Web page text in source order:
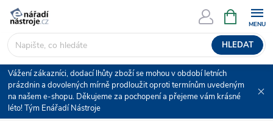
Přejít
obsah
HLEDAT
NÁKUPNÍ
KOŠÍK
Vážení zákazníci, dodací lhůty zboží se mohou v období letních
prázdnin a dovolených mírně prodloužit oproti termínům uvedeným
na našem e-shopu. Děkujeme za pochopení a přejeme vám krásné
léto! Tým Enářadí Nástroje